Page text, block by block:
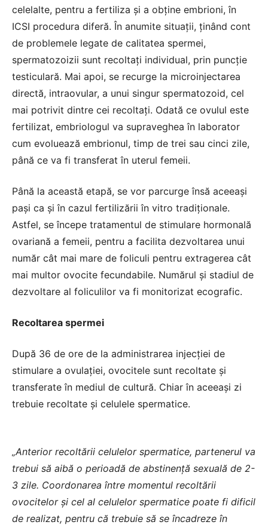
celelalte, pentru a fertiliza și a obține embrioni, în
ICSI procedura diferă. În anumite situații, ținând cont
de problemele legate de calitatea spermei,
spermatozoizii sunt recoltați individual, prin puncție
testiculară. Mai apoi, se recurge la microinjectarea
directă, intraovular, a unui singur spermatozoid, cel
mai potrivit dintre cei recoltați. Odată ce ovulul este
fertilizat, embriologul va supraveghea în laborator
cum evoluează embrionul, timp de trei sau cinci zile,
până ce va fi transferat în uterul femeii.
Până la această etapă, se vor parcurge însă aceeași
pași ca și în cazul fertilizării în vitro tradiționale.
Astfel, se începe tratamentul de stimulare hormonală
ovariană a femeii, pentru a facilita dezvoltarea unui
număr cât mai mare de foliculi pentru extragerea cât
mai multor ovocite fecundabile. Numărul și stadiul de
dezvoltare al foliculilor va fi monitorizat ecografic.
Recoltarea spermei
După 36 de ore de la administrarea injecției de
stimulare a ovulației, ovocitele sunt recoltate și
transferate în mediul de cultură. Chiar în aceeași zi
trebuie recoltate și celulele spermatice.
„Anterior recoltării celulelor spermatice, partenerul va
trebui să aibă o perioadă de abstinenţă sexuală de 2-
3 zile. Coordonarea între momentul recoltării
ovocitelor şi cel al celulelor spermatice poate fi dificil
de realizat, pentru că trebuie să se încadreze în